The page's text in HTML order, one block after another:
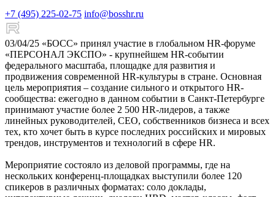
+7 (495) 225-02-75 info@bosshr.ru
03/04/25 «БОСС» принял участие в глобальном HR-форуме
«ПЕРСОНАЛ ЭКСПО» - крупнейшем HR-событии
федерального масштаба, площадке для развития и
продвижения современной HR-культуры в стране. Основная
цель мероприятия – создание сильного и открытого HR-
сообщества: ежегодно в данном событии в Санкт-Петербурге
принимают участие более 2 500 HR-лидеров, а также
линейных руководителей, СЕО, собственников бизнеса и всех
тех, кто хочет быть в курсе последних российских и мировых
трендов, инструментов и технологий в сфере HR.
Мероприятие состояло из деловой программы, где на
нескольких конференц-площадках выступили более 120
спикеров в различных форматах: соло доклады,